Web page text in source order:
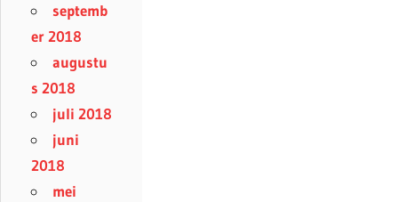
septemb
er 2018
augustu
s 2018
juli 2018
juni
2018
mei